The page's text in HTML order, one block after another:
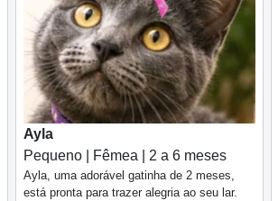
Ayla
Pequeno | Fêmea | 2 a 6 meses
Ayla, uma adorável gatinha de 2 meses,
está pronta para trazer alegria ao seu lar.